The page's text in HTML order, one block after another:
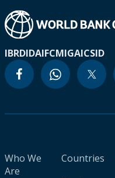
IBRDIDAIFCMIGAICSID
Who We
Are
Countries